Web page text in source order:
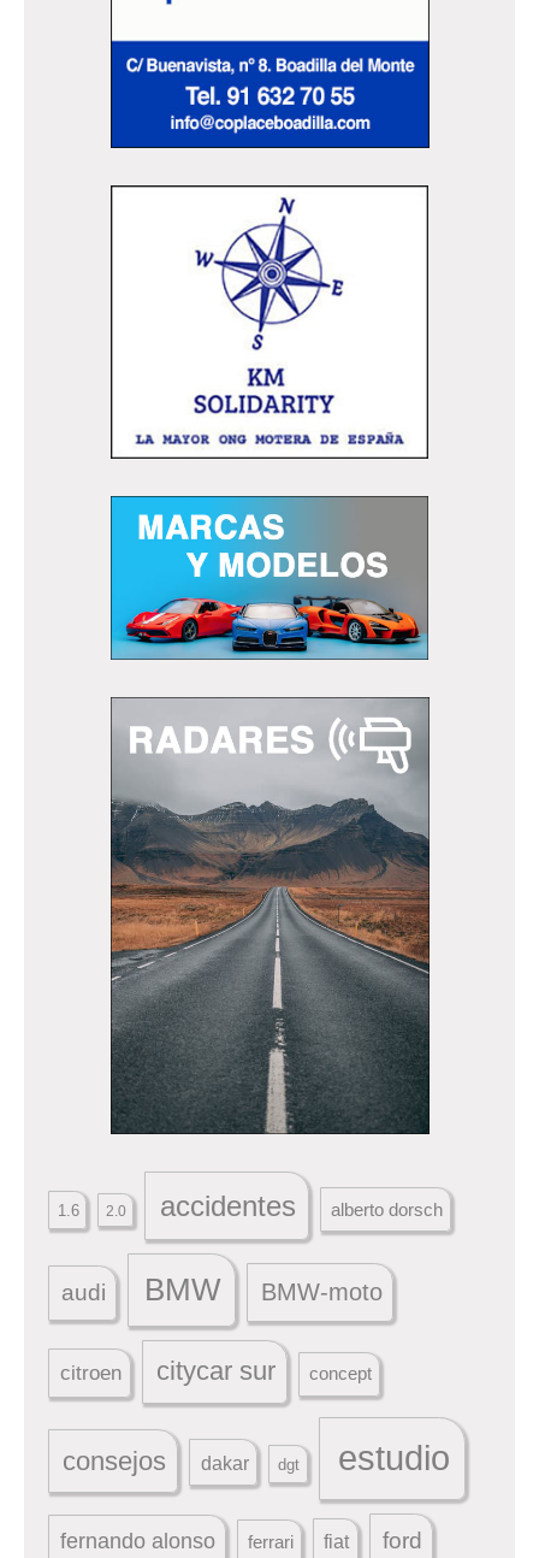
1.6 2.0 accidentes alberto dorsch
audi BMW BMW-moto
citroen citycar sur concept
consejos dakar dgt estudio
fernando alonso ferrari fiat ford